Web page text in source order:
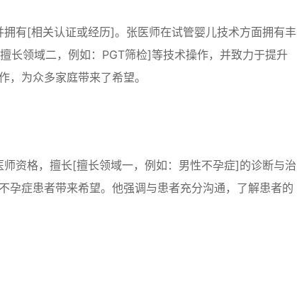
有[相关认证或经历]。张医师在试管婴儿技术方面拥有丰
长领域二，例如：PGT筛检]等技术操作，并致力于提升
为众多家庭带来了希望。
资格，擅长[擅长领域一，例如：男性不孕症]的诊断与治
孕症患者带来希望。他强调与患者充分沟通，了解患者的